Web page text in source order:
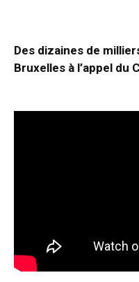
Des dizaines de
Bruxelles à l’appel du